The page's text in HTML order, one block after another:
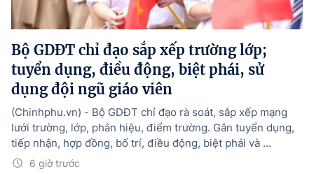
Bộ GDĐT chỉ đạo sắp xếp trường lớp;
tuyển dụng, điều động, biệt phái, sử
dụng đội ngũ giáo viên
6 giờ trước
(Chinhphu.vn) - Bộ GDĐT chỉ đạo rà soát, sắp xếp mạng
lưới trường, lớp, phân hiệu, điểm trường. Gắn tuyển dụng,
tiếp nhận, hợp đồng, bố trí, điều động, biệt phái và ...